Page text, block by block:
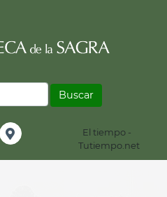
El tiempo -
Tutiempo.net